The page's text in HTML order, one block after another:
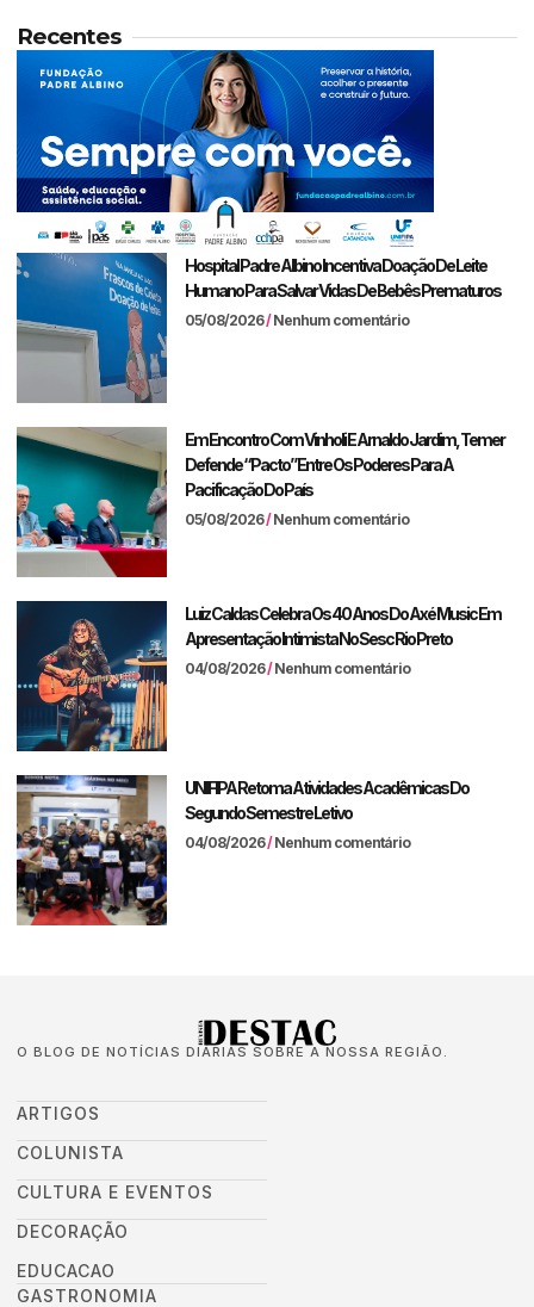
Recentes
Hospital Padre Albino Incentiva Doação De Leite
Humano Para Salvar Vidas De Bebês Prematuros
05/08/2026 Nenhum comentário
Em Encontro Com Vinholi E Arnaldo Jardim, Temer
Defende “pacto” Entre Os Poderes Para A
Pacificação Do País
05/08/2026 Nenhum comentário
Luiz Caldas Celebra Os 40 Anos Do Axé Music Em
Apresentação Intimista No Sesc Rio Preto
04/08/2026 Nenhum comentário
UNIFIPA Retoma Atividades Acadêmicas Do
Segundo Semestre Letivo
04/08/2026 Nenhum comentário
O BLOG DE NOTÍCIAS DIÁRIAS SOBRE A NOSSA REGIÃO.
ARTIGOS
COLUNISTA
CULTURA E EVENTOS
DECORAÇÃO
EDUCACAO
GASTRONOMIA